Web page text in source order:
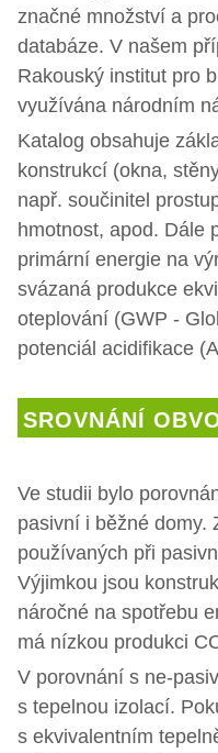
značné množství a
databáze. V našem
Rakouský institut pro
využívána národním
Katalog obsahuje
konstrukcí (okna,
např. součinitel
hmotnost, apod. Dále
primární energie na
svázaná produkce
oteplování (GWP -
potenciál acidifikace
SROVNÁNÍ
Ve studii bylo
pasivní i běžné domy.
používaných při
Výjimkou jsou
náročné na spotřebu
má nízkou produkci
V porovnání s ne-
s tepelnou izolací.
s ekvivalentním